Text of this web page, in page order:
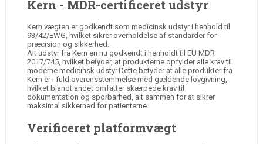
Kern - MDR-certificeret udstyr
Kern vægten er godkendt som medicinsk udstyr i henhold til
93/42/EWG, hvilket sikrer overholdelse af standarder for
præcision og sikkerhed.
Alt udstyr fra Kern en nu godkendt i henholdt til EU MDR
2017/745, hvilket betyder, at produkterne opfylder alle krav til
moderne medicinsk udstyr.Dette betyder at alle produkter fra
Kern er i fuld overensstemmelse med gældende lovgivning,
hvilket blandt andet omfatter skærpede krav til
dokumentation og sporbarhed, alt sammen for at sikrer
maksimal sikkerhed for patienterne.
Verificeret platformvægt